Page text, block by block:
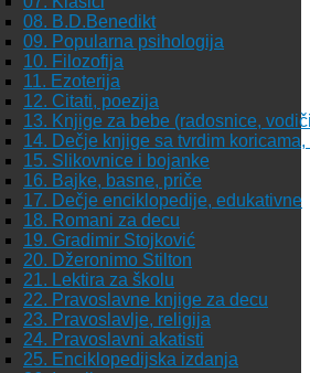
08. B.D.Benedikt
09. Popularna psihologija
10. Filozofija
11. Ezoterija
12. Citati, poezija
13. Knjige za bebe (radosnice,
14. Dečje knjige sa tvrdim
15. Slikovnice i bojanke
16. Bajke, basne, priče
17. Dečje enciklopedije, edukativne
18. Romani za decu
19. Gradimir Stojković
20. Džeronimo Stilton
21. Lektira za školu
22. Pravoslavne knjige za decu
23. Pravoslavlje, religija
24. Pravoslavni akatisti
25. Enciklopedijska izdanja